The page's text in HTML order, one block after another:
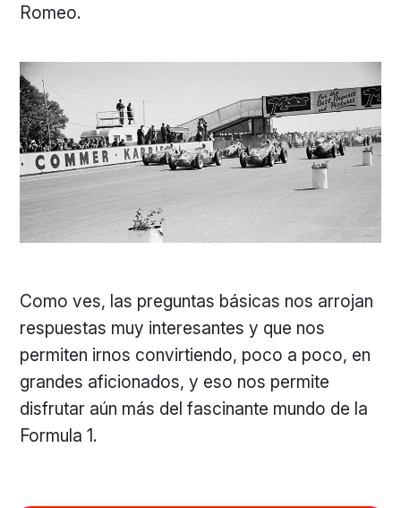
Romeo.
Como ves, las preguntas básicas nos arrojan
respuestas muy interesantes y que nos
permiten irnos convirtiendo, poco a poco, en
grandes aficionados, y eso nos permite
disfrutar aún más del fascinante mundo de la
Formula 1.